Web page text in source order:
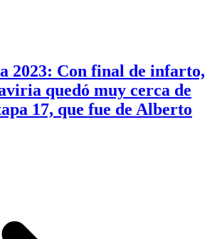
2023: Con final de infarto,
quedó muy cerca de
17, que fue de Alberto